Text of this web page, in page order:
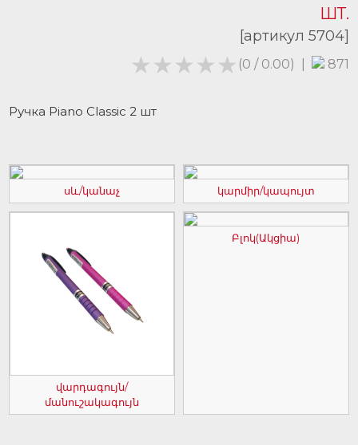
ШТ.
[артикул 5704]
★★★★★
★★★★★ (0 / 0.00) 871
Ручка Piano Classic 2 шт
սև/կանաչ կարմիր/կապույտ
վարդագույն/
մանուշակագույն
Բլոկ(Ակցիա)